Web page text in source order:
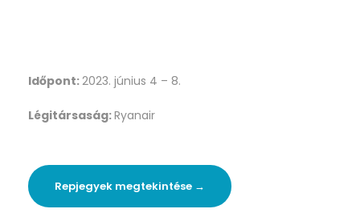
Időpont:2023. június 4 – 8.
Légitársaság:Ryanair
Repjegyek megtekintése →